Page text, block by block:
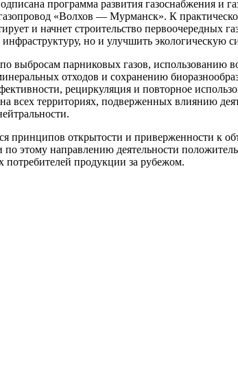
программа развития газоснабжения и
«Волхов — Мурманск». К
и начнет строительство первоочередных
но и улучшить экологическую
выбросам парниковых газов,
отходов и сохранению
рециркуляция и повторное
всех территориях, подверженных влиянию
открытости и приверженности к
этому направлению деятельности
продукции за рубежом.